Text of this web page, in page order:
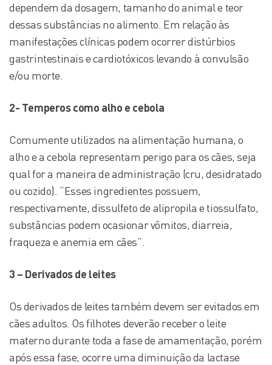
dependem da dosagem, tamanho do animal e teor
dessas substâncias no alimento. Em relação às
manifestações clínicas podem ocorrer distúrbios
gastrintestinais e cardiotóxicos levando à convulsão
e/ou morte.
2- Temperos como alho e cebola
Comumente utilizados na alimentação humana, o
alho e a cebola representam perigo para os cães, seja
qual for a maneira de administração (cru, desidratado
ou cozido). “Esses ingredientes possuem,
respectivamente, dissulfeto de alipropila e tiossulfato,
substâncias podem ocasionar vômitos, diarreia,
fraqueza e anemia em cães”.
3 – Derivados de leites
Os derivados de leites também devem ser evitados em
cães adultos. Os filhotes deverão receber o leite
materno durante toda a fase de amamentação, porém
após essa fase, ocorre uma diminuição da lactase